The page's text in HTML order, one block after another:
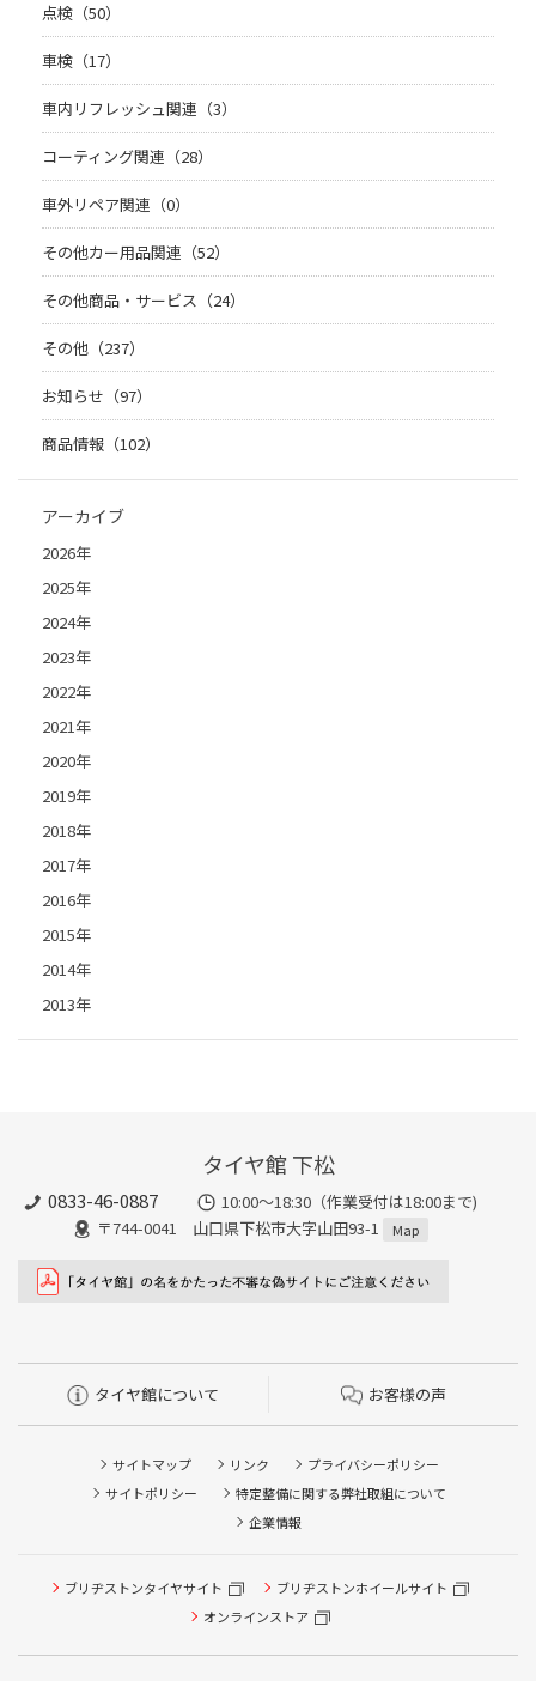
点検（50）
車検（17）
車内リフレッシュ関連（3）
コーティング関連（28）
車外リペア関連（0）
その他カー用品関連（52）
その他商品・サービス（24）
その他（237）
お知らせ（97）
商品情報（102）
アーカイブ
2026年
2025年
2024年
2023年
2022年
2021年
2020年
2019年
2018年
2017年
2016年
2015年
2014年
2013年
タイヤ館 下松
0833-46-0887
10:00～18:30（作業受付は18:00まで)
〒744-0041 山口県下松市大字山田93-1
Map
タイヤ館について お客様の声
サイトマップ リンク
プライバシーポリシー
サイトポリシー
特定整備に関する弊社取組について
企業情報
ブリヂストンタイヤサイト
ブリヂストンホイールサイト
オンラインストア
タイヤ点検・安全点検/タイヤ履き替え/オイル交換/その他
ピット作業の予約